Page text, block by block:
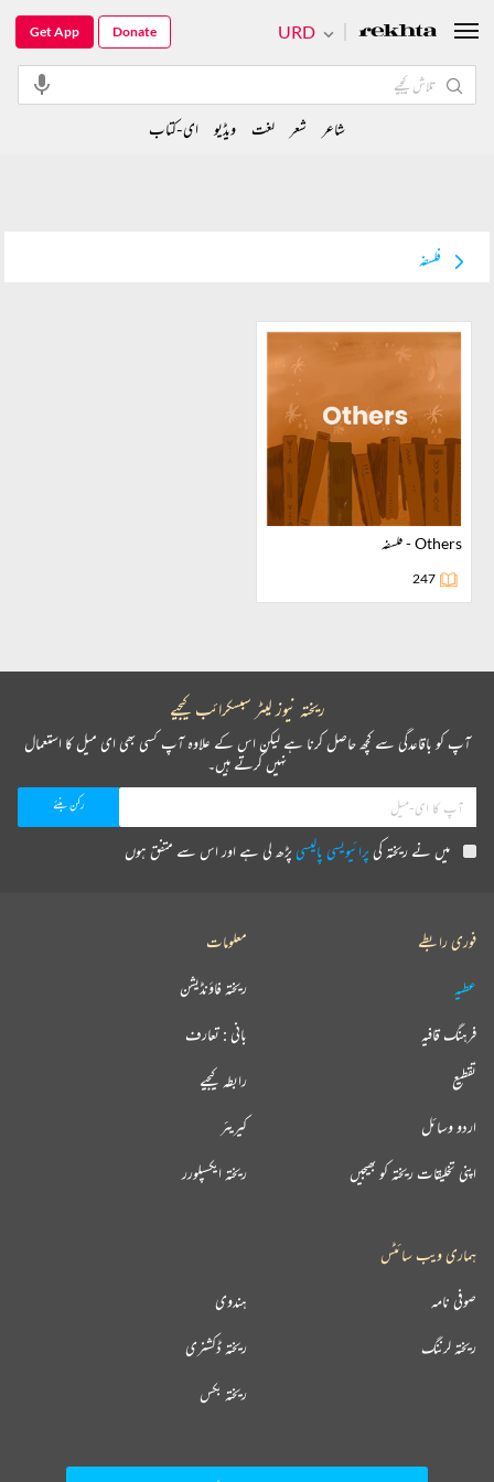
فلسفہ
others - فلسفہ
247
URD
Get App Donate
شاعر شعر لغت ویڈیو ای-کتاب
ریختہ نیوز لیٹر سبسکرائب کیجیے
آپ کو باقاعدگی سے کچھ حاصل کرنا ہے لیکن اس کے علاوہ آپ کسی بھی ای میل کا استعمال
نہیں کرتے ہیں۔
میں نے ریختہ کیپرائیویسی پالیسیپڑھ لی ہے اور اس سے متفق ہوں
فوری رابطے
عطیہ
فرہنگ قافیہ
تقطیع
اردو وسائل
اپنی تخلیقات ریختہ کو بھیجیں
معلومات
ریختہ فاؤنڈیشن
بانی : تعارف
رابطہ کیجیے
کیریئر
ریختہ ایکسپلورر
ہماری ویب سائٹس
ہندوی صوفی نامہ
ریختہ ڈکشنری ریختہ لرننگ
ریختہ بکس